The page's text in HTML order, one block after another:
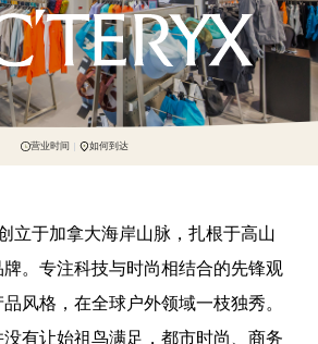
营业时间 如何到达
立于加拿大海岸山脉，扎根于高山
。专注科技与时尚相结合的先锋观
风格，在全球户外领域一枝独秀。
没有让始祖鸟满足，都市时尚、商务